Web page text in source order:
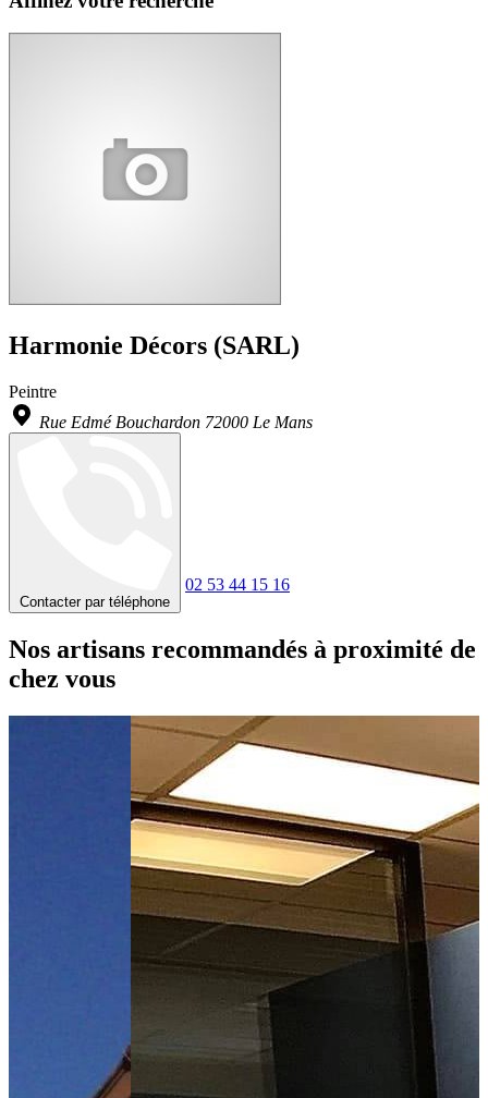
Harmonie Décors (SARL)
Peintre
Rue Edmé Bouchardon 72000 Le Mans
Contacter par téléphone
02 53 44 15 16
Nos artisans recommandés à proximité de
chez vous